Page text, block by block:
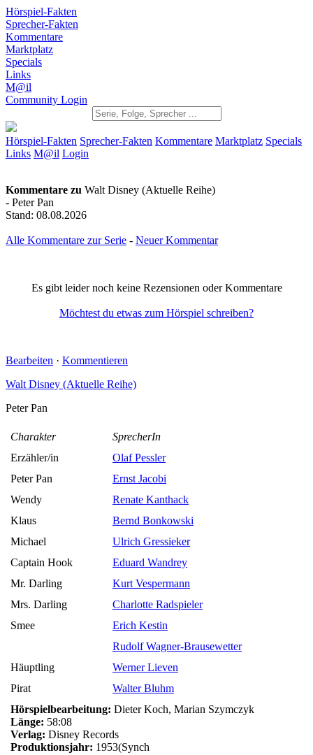
Hörspiel-Fakten
Sprecher-Fakten
Kommentare
Marktplatz
Specials
Links
M@il
Community Login
Hörspiel-Fakten Sprecher-Fakten Kommentare Marktplatz Specials
Links M@il Login
Kommentare zu Walt Disney (Aktuelle Reihe)
- Peter Pan
Stand: 08.08.2026
Alle Kommentare zur Serie - Neuer Kommentar
Es gibt leider noch keine Rezensionen oder Kommentare
Möchtest du etwas zum Hörspiel schreiben?
Bearbeiten · Kommentieren
Walt Disney (Aktuelle Reihe)
Peter Pan
Charakter
SprecherIn
Erzähler/in
Olaf Pessler
Peter Pan
Ernst Jacobi
Wendy
Renate Kanthack
Klaus
Bernd Bonkowski
Michael
Ulrich Gressieker
Captain Hook
Eduard Wandrey
Mr. Darling
Kurt Vespermann
Mrs. Darling
Charlotte Radspieler
Smee
Erich Kestin
Rudolf Wagner-Brausewetter
Häuptling
Werner Lieven
Pirat
Walter Bluhm
Hörspielbearbeitung: Dieter Koch, Marian Szymczyk
Länge: 58:08
Verlag: Disney Records
Produktionsjahr: 1953(Synch